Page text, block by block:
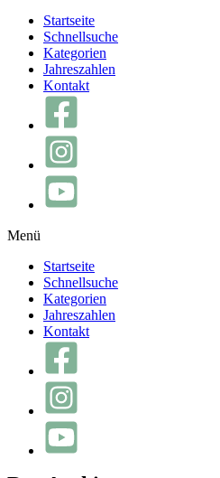
Startseite
Schnellsuche
Kategorien
Jahreszahlen
Kontakt
Menü
Startseite
Schnellsuche
Kategorien
Jahreszahlen
Kontakt